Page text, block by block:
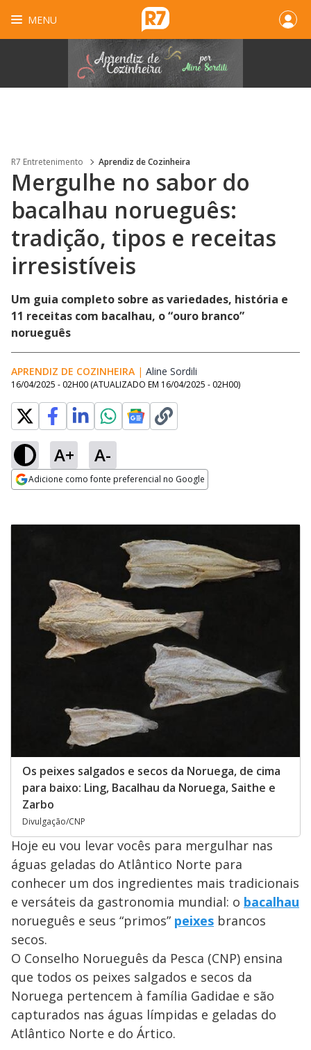
MENU
R7 Entretenimento Aprendiz de Cozinheira
Mergulhe no sabor do
bacalhau norueguês:
tradição, tipos e receitas
irresistíveis
Um guia completo sobre as variedades, história e
11 receitas com bacalhau, o “ouro branco”
norueguês
APRENDIZ DE COZINHEIRA | Aline Sordili
16/04/2025 - 02H00 (ATUALIZADO EM 16/04/2025 - 02H00)
A+ A-
Adicione como fonte preferencial no Google
Os peixes salgados e secos da Noruega, de cima
para baixo: Ling, Bacalhau da Noruega, Saithe e
Zarbo
Divulgação/CNP
Hoje eu vou levar vocês para mergulhar nas
águas geladas do Atlântico Norte para
conhecer um dos ingredientes mais tradicionais
e versáteis da gastronomia mundial: o bacalhau
norueguês e seus “primos” peixes brancos
secos.
O Conselho Norueguês da Pesca (CNP) ensina
que todos os peixes salgados e secos da
Noruega pertencem à família Gadidae e são
capturados nas águas límpidas e geladas do
Atlântico Norte e do Ártico.